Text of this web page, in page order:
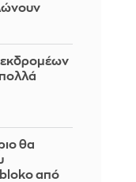
θα
από